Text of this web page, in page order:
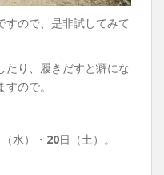
すので、是非試してみて
たり、履きだすと癖にな
ので。
水）・ 20日（土）。